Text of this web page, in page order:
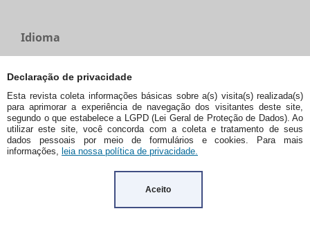
Declaração de privacidade
Esta revista coleta informações básicas sobre a(s) visita(s) realizada(s)
para aprimorar a experiência de navegação dos visitantes deste site,
segundo o que estabelece a LGPD (Lei Geral de Proteção de Dados). Ao
utilizar este site, você concorda com a coleta e tratamento de seus
dados pessoais por meio de formulários e cookies. Para mais
informações, leia nossa política de privacidade.
Aceito
Idioma
Español (España)
Português (Brasil)